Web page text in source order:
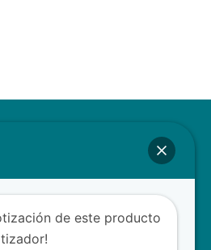
de este producto